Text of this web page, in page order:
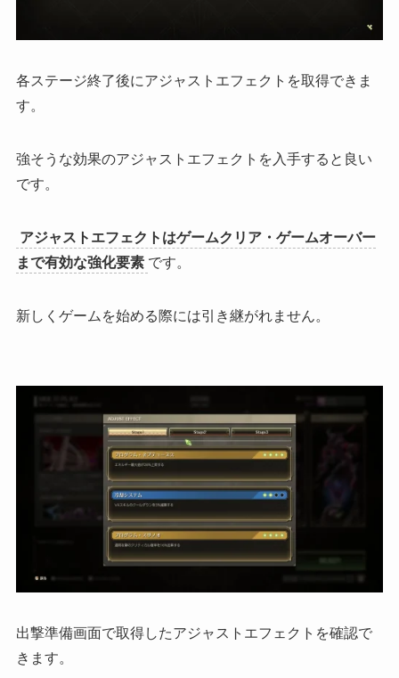
各ステージ終了後にアジャストエフェクトを取得できま
す。
強そうな効果のアジャストエフェクトを入手すると良い
です。
アジャストエフェクトはゲームクリア・ゲームオーバー
まで有効な強化要素 です。
新しくゲームを始める際には引き継がれません。
出撃準備画面で取得したアジャストエフェクトを確認で
きます。